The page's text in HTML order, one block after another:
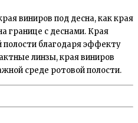
виниров под десна, как края
границе с деснами. Края
полости благодаря эффекту
линзы, края виниров
среде ротовой полости.